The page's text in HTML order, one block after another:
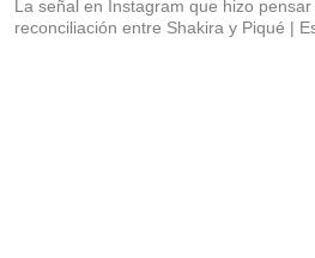
La señal en Instagram que hizo
reconciliación entre Shakira y Piqué